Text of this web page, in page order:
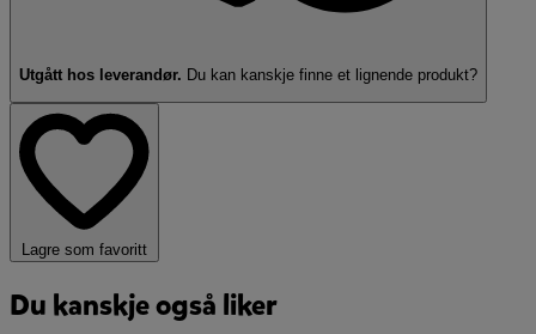
Utgått hos leverandør. Du kan kanskje finne et lignende produkt?
Lagre som favoritt
Du kanskje også liker